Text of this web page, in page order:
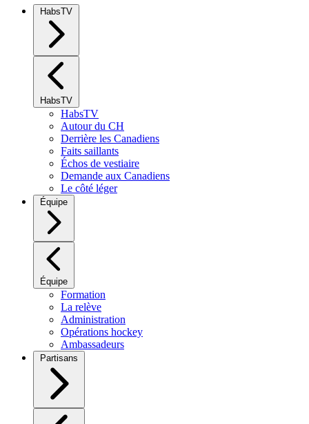
HabsTV
HabsTV
HabsTV
Autour du CH
Derrière les Canadiens
Faits saillants
Échos de vestiaire
Demande aux Canadiens
Le côté léger
Équipe
Équipe
Formation
La relève
Administration
Opérations hockey
Ambassadeurs
Partisans